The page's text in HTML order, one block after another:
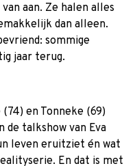
aan. Ze halen alles
dan alleen.
sommige
jaar terug.
en Tonneke (69)
de talkshow van Eva
leven eruitziet én wat
En dat is met